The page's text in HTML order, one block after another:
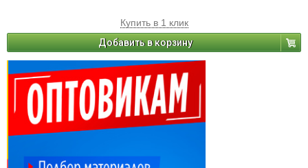
Купить в 1 клик
Добавить в корзину